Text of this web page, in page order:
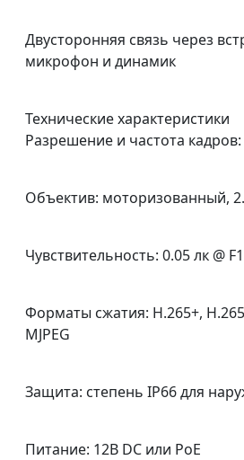
Двусторонняя связь через
микрофон и динамик
Технические характеристики
Разрешение и частота
Объектив: моторизованный,
Чувствительность: 0.05 лк @
Форматы сжатия: H.265+,
MJPEG
Защита: степень IP66 для
Питание: 12В DC или PoE